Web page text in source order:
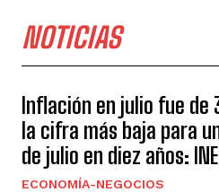
NOTICIAS
Inflación en julio fue de
la cifra más baja para
de julio en diez años:
ECONOMÍA-NEGOCIOS